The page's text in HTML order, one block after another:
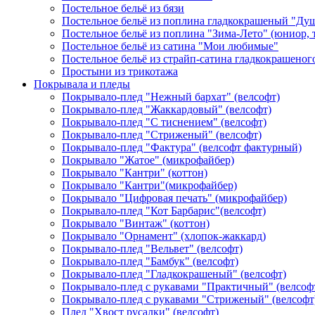
Постельное бельё из бязи
Постельное бельё из поплина гладкокрашеный
Постельное бельё из поплина "Зима-Лето" (юниор,
Постельное бельё из сатина "Мои любимые"
Постельное бельё из страйп-сатина
Простыни из трикотажа
Покрывала и пледы
Покрывало-плед "Нежный бархат" (велсофт)
Покрывало-плед "Жаккардовый" (велсофт)
Покрывало-плед "С тиснением" (велсофт)
Покрывало-плед "Стриженый" (велсофт)
Покрывало-плед "Фактура" (велсофт фактурный)
Покрывало "Жатое" (микрофайбер)
Покрывало "Кантри" (коттон)
Покрывало "Кантри"(микрофайбер)
Покрывало "Цифровая печать" (микрофайбер)
Покрывало-плед "Кот Барбарис"(велсофт)
Покрывало "Винтаж" (коттон)
Покрывало "Орнамент" (хлопок-жаккард)
Покрывало-плед "Вельвет" (велсофт)
Покрывало-плед "Бамбук" (велсофт)
Покрывало-плед "Гладкокрашеный" (велсофт)
Покрывало-плед с рукавами "Практичный"
Покрывало-плед с рукавами "Стриженый"
Плед "Хвост русалки" (велсофт)